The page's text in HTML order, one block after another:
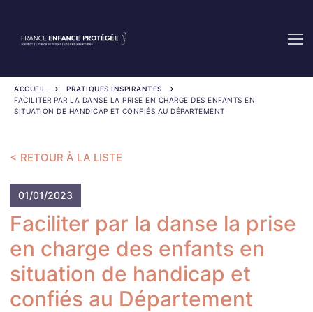
contenu
ACCUEIL
PRATIQUES INSPIRANTES
FACILITER PAR LA DANSE LA PRISE EN CHARGE DES ENFANTS EN
SITUATION DE HANDICAP ET CONFIÉS AU DÉPARTEMENT
RETOUR À LA LISTE
01/01/2023
Faciliter par la danse la prise
en charge des enfants en
situation de handicap et
confiés au Département